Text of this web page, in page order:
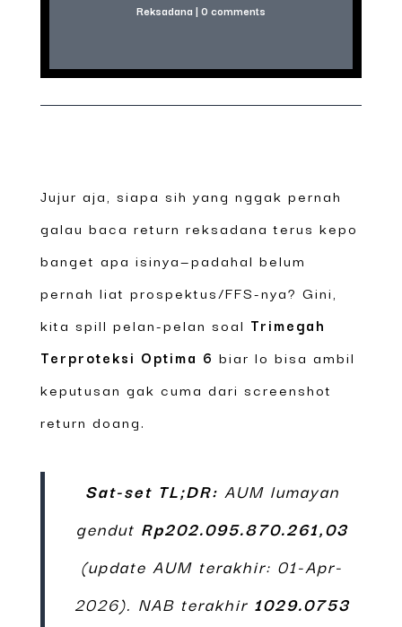
Reksadana | 0 comments
Jujur aja, siapa sih yang nggak pernah
galau baca return reksadana terus kepo
banget apa isinya—padahal belum
pernah liat prospektus/FFS-nya? Gini,
kita spill pelan-pelan soal Trimegah
Terproteksi Optima 6 biar lo bisa ambil
keputusan gak cuma dari screenshot
return doang.
Sat-set TL;DR: AUM lumayan
gendut Rp202.095.870.261,03
(update AUM terakhir: 01-Apr-
2026). NAB terakhir 1029.0753